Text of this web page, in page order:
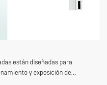
están diseñadas para
y exposición de